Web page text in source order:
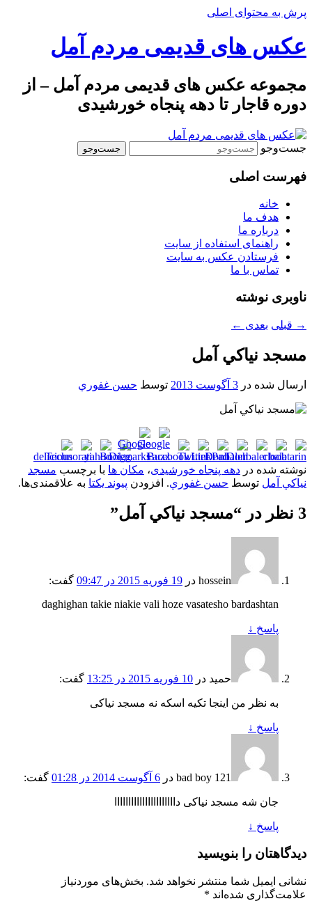
پرش به محتوای اصلی
عکس های قدیمی مردم آمل
مجموعه عکس های قدیمی مردم آمل – از
دوره قاجار تا دهه پنجاه خورشیدی
جست‌وجو
فهرست اصلی
خانه
هدف ما
درباره ما
راهنمای استفاده از سایت
فرستادن عکس به سایت
تماس با ما
ناوبری نوشته
→ قبلی بعدی ←
مسجد نياکي آمل
ارسال شده در 3 آگوست 2013 توسط حسن غفوري
نوشته شده در دهه پنجاه خورشیدی، مکان ها با برچسب مسجد
نياکي آمل توسط حسن غفوري. افزودن پیوند یکتا به علاقمندی‌ها.
3 نظر در “ مسجد نياکي آمل”
hossein در 19 فوریه 2015 در 09:47
گفت:
daghighan takie niakie vali hoze vasatesho bardashtan
پاسخ ↓
حمید در 10 فوریه 2015 در 13:25 گفت:
به نظر من اینجا تکیه اسکه نه مسجد نیاکی
پاسخ ↓
bad boy 121 در 6 آگوست 2014 در 01:28 گفت:
جان شه مسجد نیاکی داااااااااااااااااااااا
پاسخ ↓
دیدگاهتان را بنویسید
نشانی ایمیل شما منتشر نخواهد شد. بخش‌های موردنیاز
علامت‌گذاری شده‌اند *